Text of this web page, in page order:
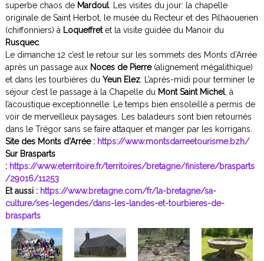
superbe chaos de Mardoul. Les visites du jour: la chapelle
originale de Saint Herbot, le musée du Recteur et des Pilhaouerien
(chiffonniers) à Loqueffretet la visite guidée du Manoir du
Rusquec.
Le dimanche 12 c’est le retour sur les sommets des Monts d’Arrée
après un passage aux Noces de Pierre(alignement mégalithique)
et dans les tourbières du Yeun Elez. L’après-midi pour terminer le
séjour c’est le passage à la Chapelle du Mont Saint Michel, à
l’acoustique exceptionnelle. Le temps bien ensoleillé a permis de
voir de merveilleux paysages. Les baladeurs sont bien retournés
dans le Trégor sans se faire attaquer et manger par les korrigans.
Site des Monts d’Arrée : https://www.montsdarreetourisme.bzh/
Sur Brasparts
: https://www.eterritoire.fr/territoires/bretagne/finistere/brasparts
/29016/11253
Et aussi : https://www.bretagne.com/fr/la-bretagne/sa-
culture/ses-legendes/dans-les-landes-et-tourbieres-de-
brasparts